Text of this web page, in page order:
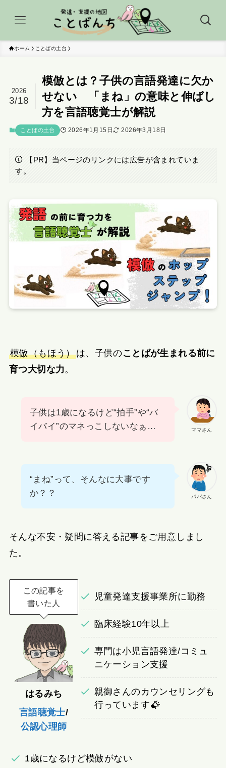
ホーム ことばの土台
模倣とは？子供の言語発達に欠か
せない 「まね」の意味と伸ばし
方を言語聴覚士が解説
2026
3/18
ことばの土台 2026年1月15日 2026年3月18日
【PR】当ページのリンクには広告が含まれていま
す。
模倣（もほう）は、子供のことばが生まれる前に
育つ大切な力 。
ママさん
子供は1歳になるけど“拍手”や“バ
イバイ”のマネっこしないなぁ…
パパさん
“まね”って、そんなに大事です
か？？
そんな不安・疑問に答える記事をご用意しまし
た。
この記事を
書いた人
はるみち
言語聴覚士/
公認心理師
児童発達支援事業所に勤務
臨床経験10年以上
専門は小児言語発達/コミュ
ニケーション支援
親御さんのカウンセリングも
行っています
1歳になるけど模倣がない